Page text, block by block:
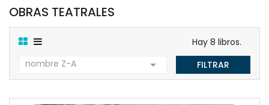
OBRAS TEATRALES
Hay 8 libros.
nombre Z-A
 FILTRAR